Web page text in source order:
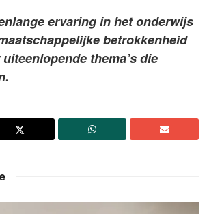
ervaring in het onderwijs
betrokkenheid
thema’s die